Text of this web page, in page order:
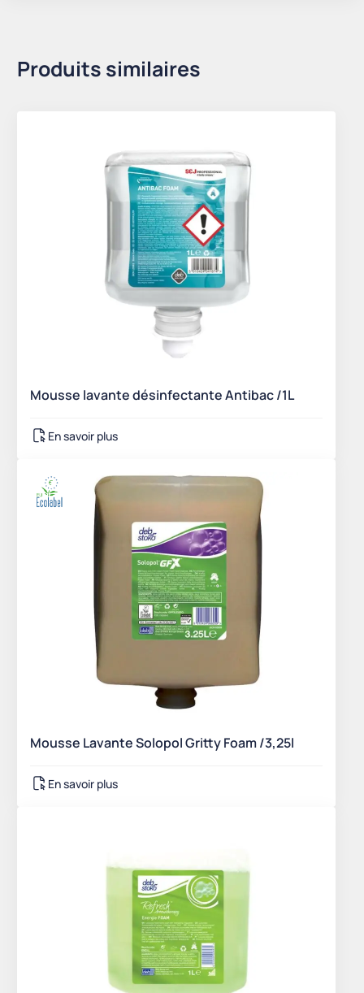
Produits similaires
Mousse lavante désinfectante Antibac /1L
En savoir plus
Mousse Lavante Solopol Gritty Foam /3,25l
En savoir plus